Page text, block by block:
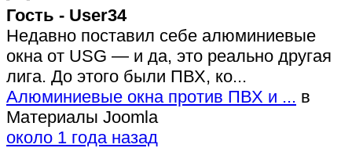
Гость - User34
Недавно поставил себе алюминиевые
окна от USG — и да, это реально другая
лига. До этого были ПВХ, ко...
Алюминиевые окна против ПВХ и ... в
Материалы Joomla
около 1 года назад